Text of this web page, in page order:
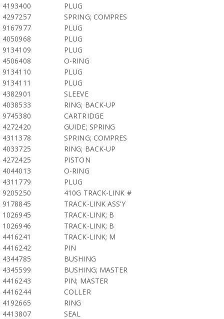
4193400
PLUG
4297257
SPRING; COMPRES
9167977
PLUG
4050968
PLUG
9134109
PLUG
4506408
O-RING
9134110
PLUG
9134111
PLUG
4382901
SLEEVE
4038533
RING; BACK-UP
9745380
CARTRIDGE
4272420
GUIDE; SPRING
4311378
SPRING; COMPRES
4033725
RING; BACK-UP
4272425
PISTON
4044013
O-RING
4311779
PLUG
9205250
410G TRACK-LINK #
9178845
TRACK-LINK ASS'Y
1026945
TRACK-LINK; B
1026946
TRACK-LINK; B
4416241
TRACK-LINK; M
4416242
PIN
4344785
BUSHING
4345599
BUSHING; MASTER
4416243
PIN; MASTER
4416244
COLLER
4192665
RING
4413807
SEAL